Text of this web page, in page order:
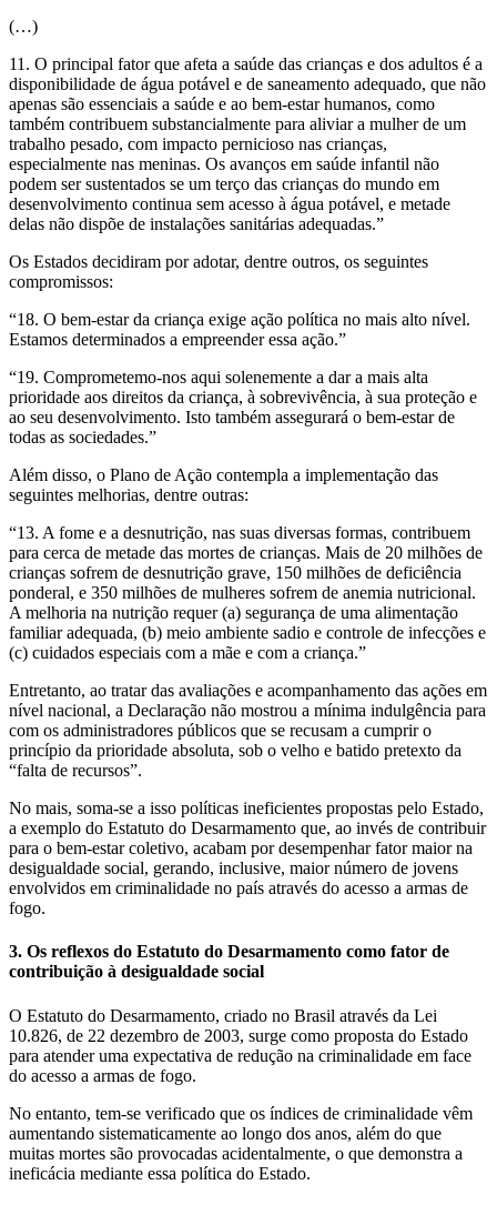
(…)
11. O principal fator que afeta a saúde das crianças e dos adultos é a
disponibilidade de água potável e de saneamento adequado, que não
apenas são essenciais a saúde e ao bem-estar humanos, como
também contribuem substancialmente para aliviar a mulher de um
trabalho pesado, com impacto pernicioso nas crianças,
especialmente nas meninas. Os avanços em saúde infantil não
podem ser sustentados se um terço das crianças do mundo em
desenvolvimento continua sem acesso à água potável, e metade
delas não dispõe de instalações sanitárias adequadas.”
Os Estados decidiram por adotar, dentre outros, os seguintes
compromissos:
“18. O bem-estar da criança exige ação política no mais alto nível.
Estamos determinados a empreender essa ação.”
“19. Comprometemo-nos aqui solenemente a dar a mais alta
prioridade aos direitos da criança, à sobrevivência, à sua proteção e
ao seu desenvolvimento. Isto também assegurará o bem-estar de
todas as sociedades.”
Além disso, o Plano de Ação contempla a implementação das
seguintes melhorias, dentre outras:
“13. A fome e a desnutrição, nas suas diversas formas, contribuem
para cerca de metade das mortes de crianças. Mais de 20 milhões de
crianças sofrem de desnutrição grave, 150 milhões de deficiência
ponderal, e 350 milhões de mulheres sofrem de anemia nutricional.
A melhoria na nutrição requer (a) segurança de uma alimentação
familiar adequada, (b) meio ambiente sadio e controle de infecções e
(c) cuidados especiais com a mãe e com a criança.”
Entretanto, ao tratar das avaliações e acompanhamento das ações em
nível nacional, a Declaração não mostrou a mínima indulgência para
com os administradores públicos que se recusam a cumprir o
princípio da prioridade absoluta, sob o velho e batido pretexto da
“falta de recursos”.
No mais, soma-se a isso políticas ineficientes propostas pelo Estado,
a exemplo do Estatuto do Desarmamento que, ao invés de contribuir
para o bem-estar coletivo, acabam por desempenhar fator maior na
desigualdade social, gerando, inclusive, maior número de jovens
envolvidos em criminalidade no país através do acesso a armas de
fogo.
3. Os reflexos do Estatuto do Desarmamento como fator de
contribuição à desigualdade social
O Estatuto do Desarmamento, criado no Brasil através da Lei
10.826, de 22 dezembro de 2003, surge como proposta do Estado
para atender uma expectativa de redução na criminalidade em face
do acesso a armas de fogo.
No entanto, tem-se verificado que os índices de criminalidade vêm
aumentando sistematicamente ao longo dos anos, além do que
muitas mortes são provocadas acidentalmente, o que demonstra a
ineficácia mediante essa política do Estado.